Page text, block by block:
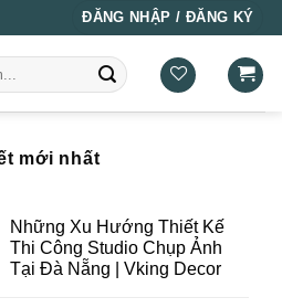
ĐĂNG NHẬP / ĐĂNG KÝ
mới nhất
Những Xu Hướng Thiết Kế
Thi Công Studio Chụp Ảnh
Tại Đà Nẵng | Vking Decor